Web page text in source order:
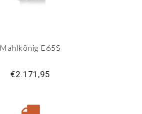
Mahlkönig E65S
€2.171,95